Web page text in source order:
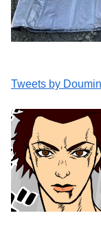
Tweets by